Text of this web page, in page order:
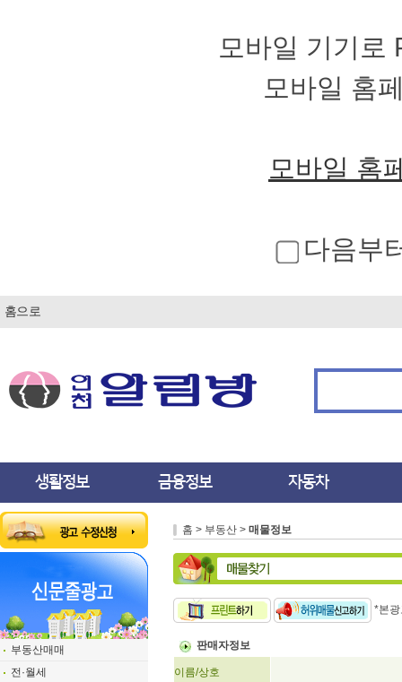
모바일 기기로
모바일 홈
모바일 홈
다음부
홈으로
생활정보 금융정보 자동차
부동산매매
전·월세
홈 > 부동산 > 매물정보
*본광
판매자정보
이름/상호